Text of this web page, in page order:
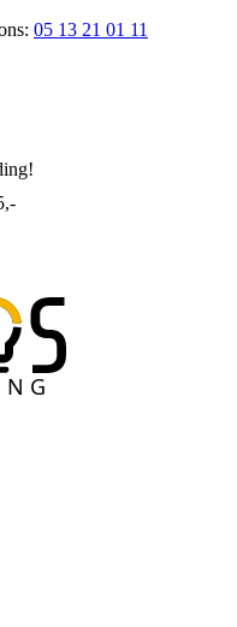
05 13 21 01 11